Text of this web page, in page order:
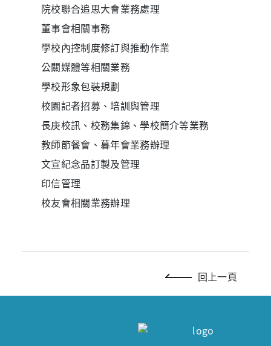
院校聯合追思大會業務處理
董事會相關事務
學校內控制度修訂與推動作業
公關媒體等相關業務
學校形象包裝規劃
校園記者招募、培訓與管理
長庚校訊、校務集錦、學校簡介等業務
教師節餐會、暮年會業務辦理
文宣紀念品訂製及管理
印信管理
校友會相關業務辦理
回上一頁